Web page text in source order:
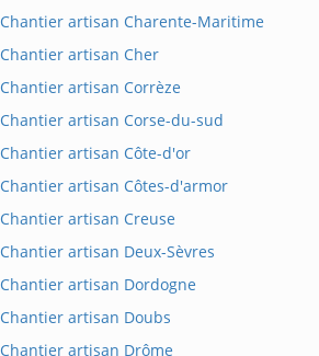
Chantier artisan Charente-Maritime
Chantier artisan Cher
Chantier artisan Corrèze
Chantier artisan Corse-du-sud
Chantier artisan Côte-d'or
Chantier artisan Côtes-d'armor
Chantier artisan Creuse
Chantier artisan Deux-Sèvres
Chantier artisan Dordogne
Chantier artisan Doubs
Chantier artisan Drôme